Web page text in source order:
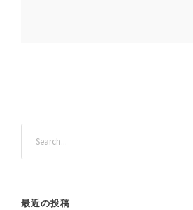
最近の投稿